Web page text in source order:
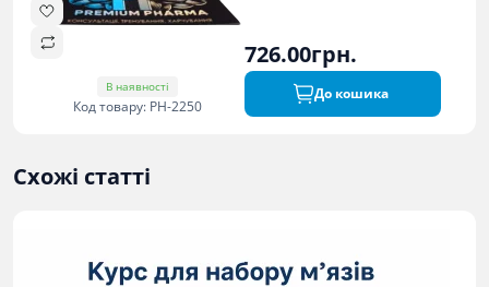
В наявності
Код товару: PH-2250
726.00грн.
До кошика
Схожі статті